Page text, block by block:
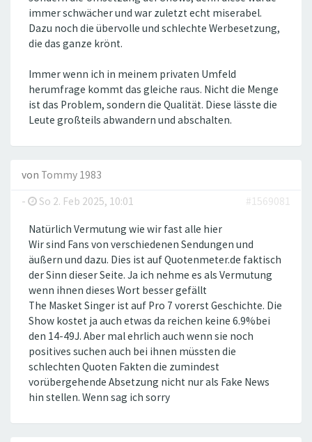
immer schwächer und war zuletzt echt miserabel.
Dazu noch die übervolle und schlechte Werbesetzung,
die das ganze krönt.
Immer wenn ich in meinem privaten Umfeld
herumfrage kommt das gleiche raus. Nicht die Menge
ist das Problem, sondern die Qualität. Diese lässte die
Leute großteils abwandern und abschalten.
von Tommy 1983
-
So 2. Feb 2025, 10:01 #1569081
Natürlich Vermutung wie wir fast alle hier
Wir sind Fans von verschiedenen Sendungen und
äußern und dazu. Dies ist auf Quotenmeter.de faktisch
der Sinn dieser Seite. Ja ich nehme es als Vermutung
wenn ihnen dieses Wort besser gefällt
The Masket Singer ist auf Pro 7 vorerst Geschichte. Die
Show kostet ja auch etwas da reichen keine 6.9%bei
den 14-49J. Aber mal ehrlich auch wenn sie noch
positives suchen auch bei ihnen müssten die
schlechten Quoten Fakten die zumindest
vorübergehende Absetzung nicht nur als Fake News
hin stellen. Wenn sag ich sorry